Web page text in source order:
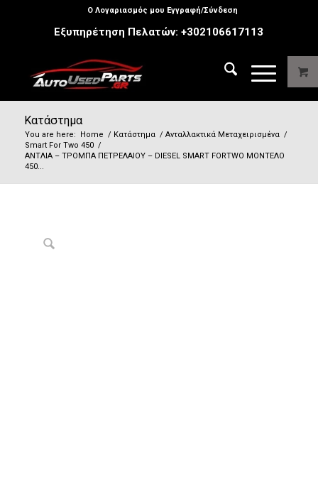
Ο Λογαριασμός μου Εγγραφή/Σύνδεση
Εξυπηρέτηση Πελατών:+302106617113
Κατάστημα
You are here: Home / Κατάστημα / Ανταλλακτικά Μεταχειρισμένα /
Smart For Two 450 /
ΑΝΤΛΙΑ – ΤΡΟΜΠΑ ΠΕΤΡΕΛΑΙΟΥ – DIESEL SMART FORTWO ΜΟΝΤΕΛΟ
450...